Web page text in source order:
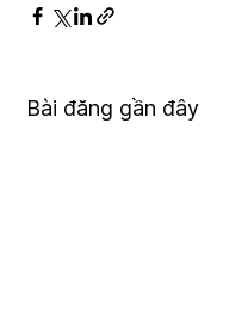
Bài đăng gần đây